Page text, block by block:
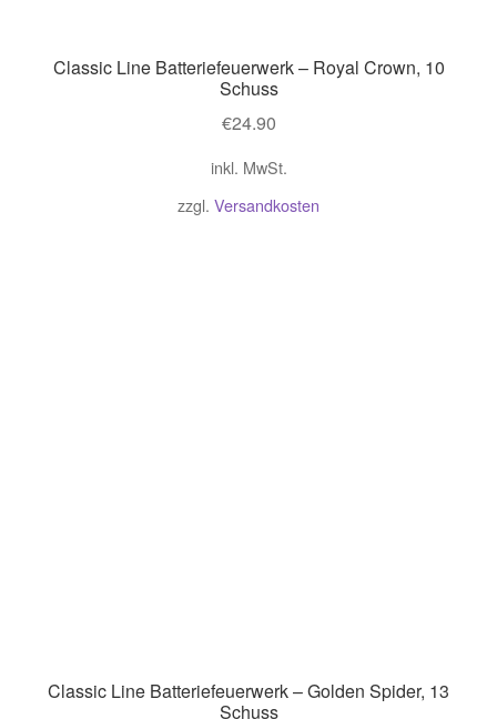
Classic Line Batteriefeuerwerk – Royal Crown, 10
Schuss
€24.90
inkl. MwSt.
zzgl. Versandkosten
Classic Line Batteriefeuerwerk – Golden Spider, 13
Schuss